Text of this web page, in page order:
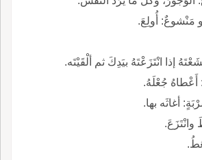
مَنْشوعٌ: أُولِعَ.
إذا انْتَزَعْتَهُ بيَدِكَ ثم ألْقَيْتَه.
أَعْطاهُ جُعْلَهُ.
أغاثَه بها.
وانْتَزَعَ.